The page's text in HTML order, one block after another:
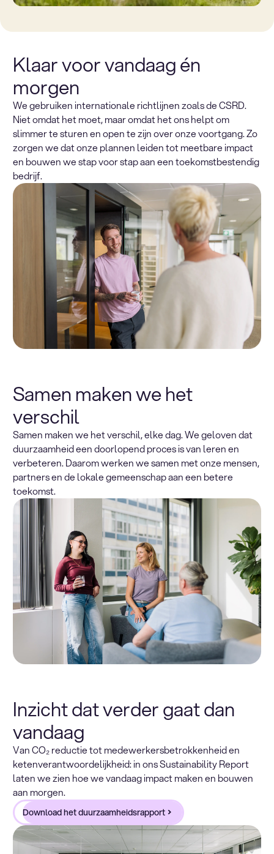
Klaar voor vandaag én
morgen
We gebruiken internationale richtlijnen zoals de CSRD.
Niet omdat het moet, maar omdat het ons helpt om
slimmer te sturen en open te zijn over onze voortgang. Zo
zorgen we dat onze plannen leiden tot meetbare impact
en bouwen we stap voor stap aan een toekomstbestendig
bedrijf.
Samen maken we het
verschil
Samen maken we het verschil, elke dag. We geloven dat
duurzaamheid een doorlopend proces is van leren en
verbeteren. Daarom werken we samen met onze mensen,
partners en de lokale gemeenschap aan een betere
toekomst.
Inzicht dat verder gaat dan
vandaag
Van CO₂ reductie tot medewerkersbetrokkenheid en
ketenverantwoordelijkheid: in ons Sustainability Report
laten we zien hoe we vandaag impact maken en bouwen
aan morgen.
Download het duurzaamheidsrapport